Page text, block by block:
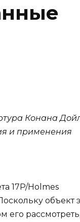
Конана
и применения
17P/Holmes
объект
его